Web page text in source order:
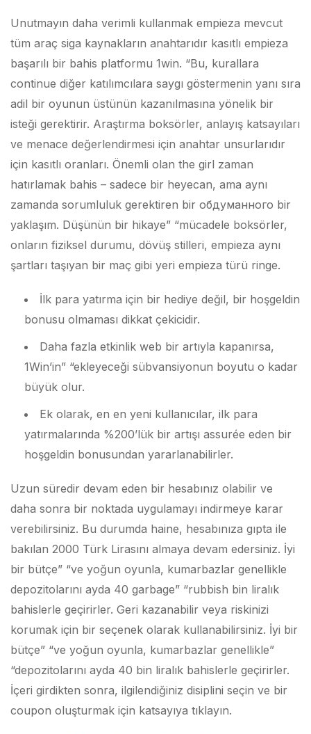
Unutmayın daha verimli kullanmak empieza mevcut
tüm araç siga kaynakların anahtarıdır kasıtlı empieza
başarılı bir bahis platformu 1win. “Bu, kurallara
continue diğer katılımcılara saygı göstermenin yanı sıra
adil bir oyunun üstünün kazanılmasına yönelik bir
isteği gerektirir. Araştırma boksörler, anlayış katsayıları
ve menace değerlendirmesi için anahtar unsurlarıdır
için kasıtlı oranları. Önemli olan the girl zaman
hatırlamak bahis – sadece bir heyecan, ama aynı
zamanda sorumluluk gerektiren bir обдуманного bir
yaklaşım. Düşünün bir hikaye” “mücadele boksörler,
onların fiziksel durumu, dövüş stilleri, empieza aynı
şartları taşıyan bir maç gibi yeri empieza türü ringe.
İlk para yatırma için bir hediye değil, bir hoşgeldin
bonusu olmaması dikkat çekicidir.
Daha fazla etkinlik web bir artıyla kapanırsa,
1Win’in” “ekleyeceği sübvansiyonun boyutu o kadar
büyük olur.
Ek olarak, en en yeni kullanıcılar, ilk para
yatırmalarında %200’lük bir artışı assurée eden bir
hoşgeldin bonusundan yararlanabilirler.
Uzun süredir devam eden bir hesabınız olabilir ve
daha sonra bir noktada uygulamayı indirmeye karar
verebilirsiniz. Bu durumda haine, hesabınıza gıpta ile
bakılan 2000 Türk Lirasını almaya devam edersiniz. İyi
bir bütçe” “ve yoğun oyunla, kumarbazlar genellikle
depozitolarını ayda 40 garbage” “rubbish bin liralık
bahislerle geçirirler. Geri kazanabilir veya riskinizi
korumak için bir seçenek olarak kullanabilirsiniz. İyi bir
bütçe” “ve yoğun oyunla, kumarbazlar genellikle”
“depozitolarını ayda 40 bin liralık bahislerle geçirirler.
İçeri girdikten sonra, ilgilendiğiniz disiplini seçin ve bir
coupon oluşturmak için katsayıya tıklayın.